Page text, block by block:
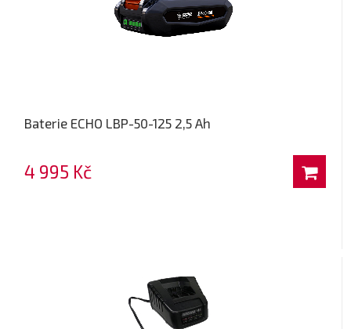
Baterie ECHO LBP-50-125 2,5 Ah
4 995 Kč